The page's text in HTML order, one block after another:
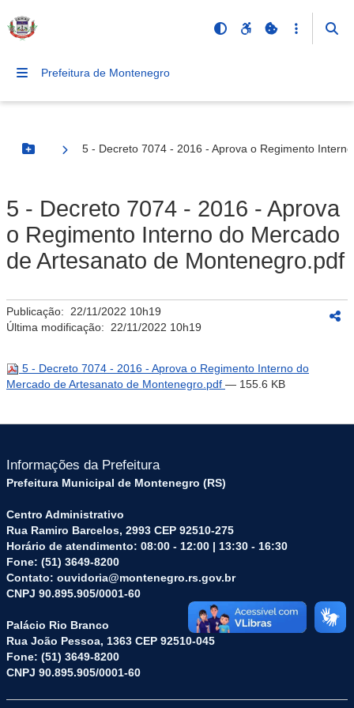
Prefeitura de Montenegro
Botão Menu
5 - Decreto 7074 - 2016 - Aprova o Regimento
5 - Decreto 7074 - 2016 - Aprova
o Regimento Interno do Mercado
de Artesanato de Montenegro.pdf
Publicação: 22/11/2022 10h19
Última modificação: 22/11/2022 10h19
5 - Decreto 7074 - 2016 - Aprova o Regimento Interno do
Mercado de Artesanato de Montenegro.pdf — 155.6 KB
Informações da Prefeitura
Prefeitura Municipal de Montenegro (RS)
Centro Administrativo
Rua Ramiro Barcelos, 2993 CEP 92510-275
Horário de atendimento: 08:00 - 12:00 | 13:30 - 16:30
Fone: (51) 3649-8200
Contato: ouvidoria@montenegro.rs.gov.br
CNPJ 90.895.905/0001-60
Palácio Rio Branco
Rua João Pessoa, 1363 CEP 92510-045
Fone: (51) 3649-8200
CNPJ 90.895.905/0001-60